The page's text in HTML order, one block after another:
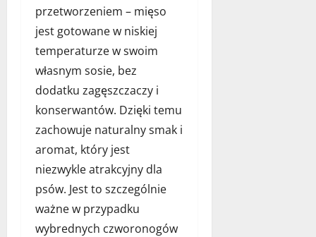
przetworzeniem – mięso
jest gotowane w niskiej
temperaturze w swoim
własnym sosie, bez
dodatku zagęszczaczy i
konserwantów. Dzięki temu
zachowuje naturalny smak i
aromat, który jest
niezwykle atrakcyjny dla
psów. Jest to szczególnie
ważne w przypadku
wybrednych czworonogów